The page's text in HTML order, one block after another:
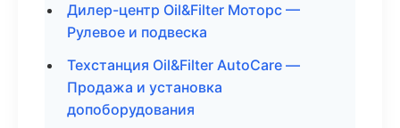
Дилер-центр Oil&Filter Моторс —
Рулевое и подвеска
Техстанция Oil&Filter AutoCare —
Продажа и установка
допоборудования